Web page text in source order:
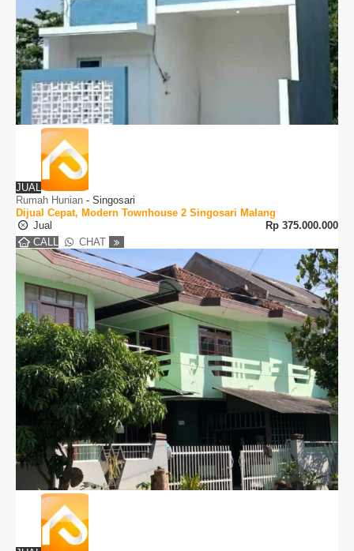
JUAL
Rumah Hunian - Singosari
Dijual Cepat, Modern Townhouse 2 Singosari Malang
Jual
Rp 375.000.000
CALL
CHAT